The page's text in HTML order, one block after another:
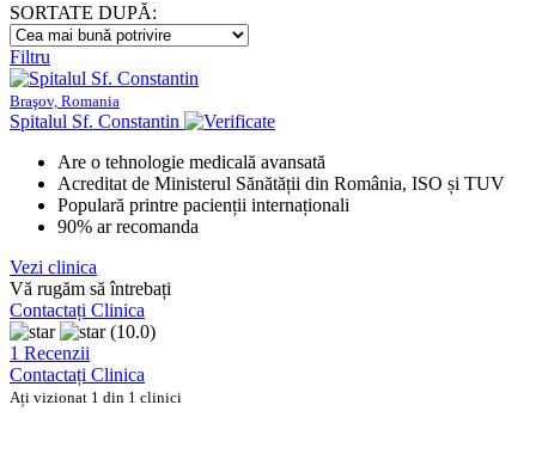
SORTATE DUPĂ:
Filtru
Braşov, Romania
Spitalul Sf. Constantin
Are o tehnologie medicală avansată
Acreditat de Ministerul Sănătății din România, ISO și TUV
Populară printre pacienții internaționali
90% ar recomanda
Vezi clinica
Vă rugăm să întrebați
Contactați Clinica
(10.0)
1 Recenzii
Contactați Clinica
Ați vizionat 1 din 1 clinici